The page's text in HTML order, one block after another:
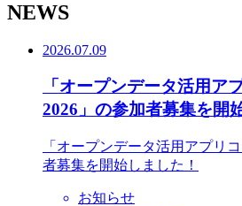
NEWS
2026.07.09
「オープンデータ活用ア
2026」の参加者募集を開
「オープンデータ活用アプリ
者募集を開始しました！
お知らせ